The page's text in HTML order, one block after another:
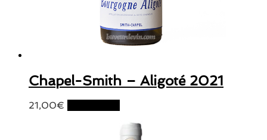
Chapel-Smith – Aligoté 2021
21,00€